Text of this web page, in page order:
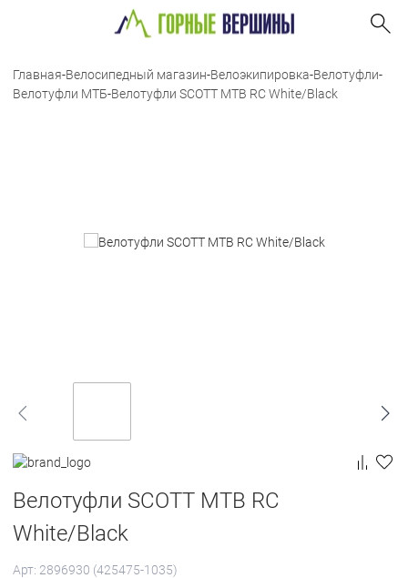
Главная-Велосипедный магазин-Велоэкипировка-Велотуфли-
Велотуфли МТБ-Велотуфли SCOTT MTB RC White/Black
Велотуфли SCOTT MTB RC
White/Black
Арт: 2896930 (425475-1035)